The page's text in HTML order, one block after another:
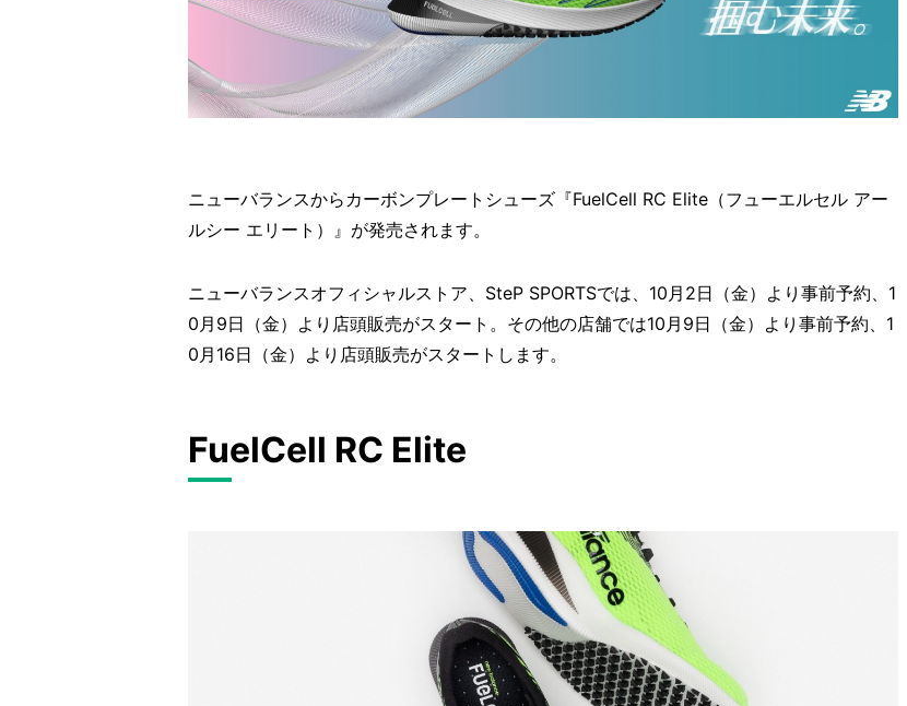
ニューバランスからカーボンプレートシューズ『FuelCell RC Elite（フューエルセル アー
ルシー エリート）』が発売されます。
ニューバランスオフィシャルストア、SteP SPORTSでは、10月2日（金）より事前予約、1
0月9日（金）より店頭販売がスタート。その他の店舗では10月9日（金）より事前予約、1
0月16日（金）より店頭販売がスタートします。
FuelCell RC Elite